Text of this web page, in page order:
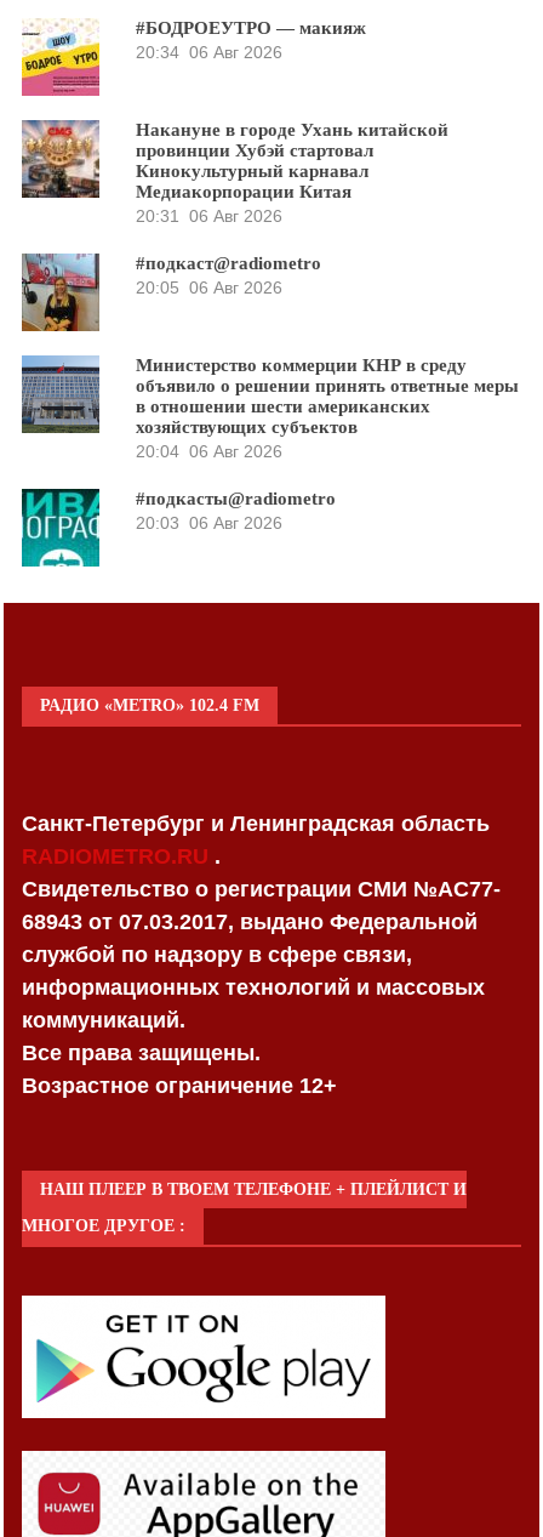
#БОДРОЕУТРО — макияж
20:34 06 Авг 2026
Накануне в городе Ухань китайской
провинции Хубэй стартовал
Кинокультурный карнавал
Медиакорпорации Китая
20:31 06 Авг 2026
#подкаст@radiometro
20:05 06 Авг 2026
Министерство коммерции КНР в среду
объявило о решении принять ответные меры
в отношении шести американских
хозяйствующих субъектов
20:04 06 Авг 2026
#подкасты@radiometro
20:03 06 Авг 2026
РАДИО «METRO» 102.4 FM
Санкт-Петербург и Ленинградская область
RADIOMETRO.RU .
Свидетельство о регистрации СМИ №AC77-
68943 от 07.03.2017, выдано Федеральной
службой по надзору в сфере связи,
информационных технологий и массовых
коммуникаций.
Все права защищены.
Возрастное ограничение 12+
НАШ ПЛЕЕР В ТВОЕМ ТЕЛЕФОНЕ + ПЛЕЙЛИСТ И
МНОГОЕ ДРУГОЕ :